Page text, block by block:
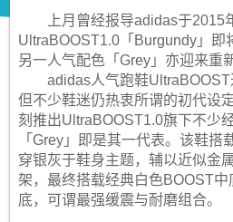
上月曾经报导adidas于2015
UltraBOOST1.0「Burgundy」即
另一人气配色「Grey」亦迎来重
adidas人气跑鞋UltraBOOST
但不少鞋迷仍热衷所谓的初代设
刻推出UltraBOOST1.0旗下不少
「Grey」即是其一代表。该鞋搭
穿银灰于鞋身主题，辅以近似金
架，最终搭载经典白色BOOST
底，可谓最强缓震与耐磨组合。